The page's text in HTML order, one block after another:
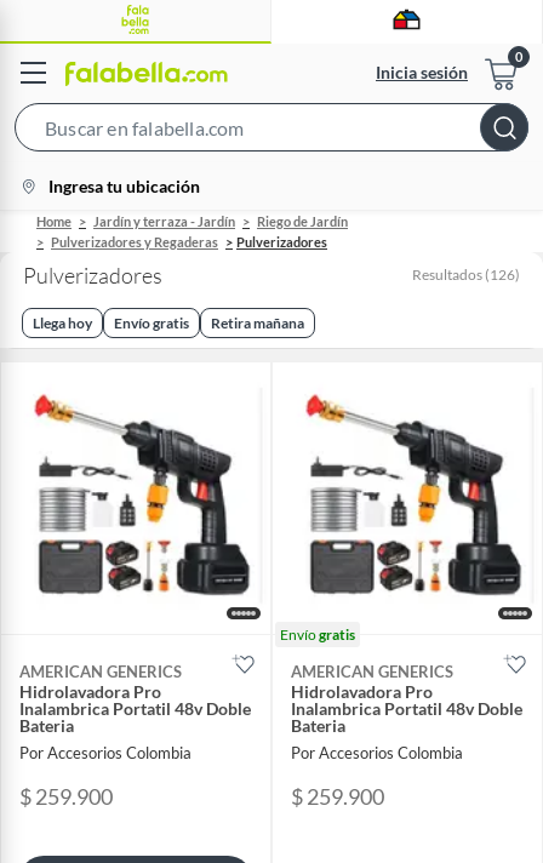
Inicia sesión
Bar
location-
icon
Ingresa tu ubicación
Home Jardín y terraza - Jardín
Riego de Jardín
Pulverizadores y Regaderas
Pulverizadores
Pulverizadores Resultados (126)
Llega hoy Envío gratis Retira mañana
AMERICAN GENERICS
Hidrolavadora Pro
Inalambrica Portatil 48v Doble
Bateria
Por Accesorios Colombia
$ 259.900
Envíogratis
AMERICAN GENERICS
Hidrolavadora Pro
Inalambrica Portatil 48v Doble
Bateria
Por Accesorios Colombia
$ 259.900